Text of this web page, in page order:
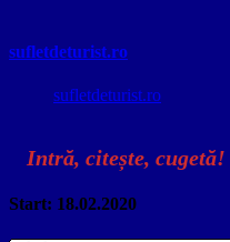
sufletdeturist.ro
sufletdeturist.ro
Intră, citește, cugetă!
Start: 18.02.2020